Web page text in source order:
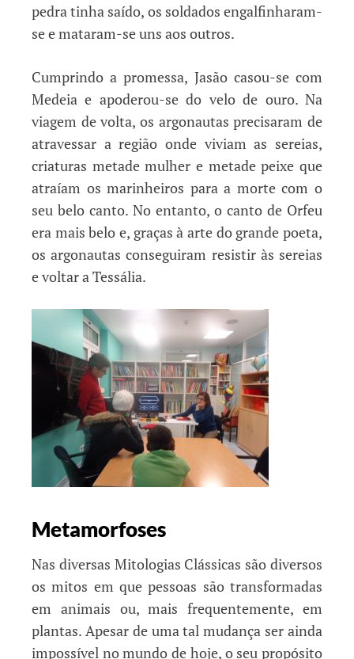
pedra tinha saído, os soldados engalfinharam-
se e mataram-se uns aos outros.
Cumprindo a promessa, Jasão casou-se com
Medeia e apoderou-se do velo de ouro. Na
viagem de volta, os argonautas precisaram de
atravessar a região onde viviam as sereias,
criaturas metade mulher e metade peixe que
atraíam os marinheiros para a morte com o
seu belo canto. No entanto, o canto de Orfeu
era mais belo e, graças à arte do grande poeta,
os argonautas conseguiram resistir às sereias
e voltar a Tessália.
Metamorfoses
Nas diversas Mitologias Clássicas são diversos
os mitos em que pessoas são transformadas
em animais ou, mais frequentemente, em
plantas. Apesar de uma tal mudança ser ainda
impossível no mundo de hoje, o seu propósito